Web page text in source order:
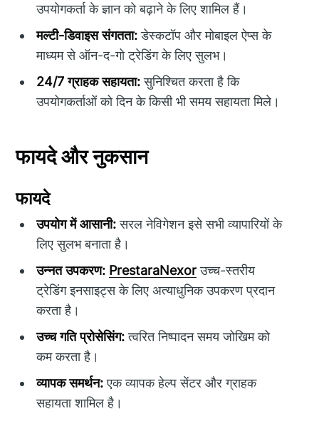
उपयोगकर्ता के ज्ञान को बढ़ाने के लिए शामिल हैं।
मल्टी-डिवाइस संगतता:डेस्कटॉप और मोबाइल ऐप्स के
माध्यम से ऑन-द-गो ट्रेडिंग के लिए सुलभ।
24/7 ग्राहक सहायता:सुनिश्चित करता है कि
उपयोगकर्ताओं को दिन के किसी भी समय सहायता मिले।
फायदे और नुकसान
फायदे
उपयोग में आसानी:सरल नेविगेशन इसे सभी व्यापारियों के
लिए सुलभ बनाता है।
उन्नत उपकरण: PrestaraNexorउच्च-स्तरीय
ट्रेडिंग इनसाइट्स के लिए अत्याधुनिक उपकरण प्रदान
करता है।
उच्च गति प्रोसेसिंग:त्वरित निष्पादन समय जोखिम को
कम करता है।
व्यापक समर्थन:एक व्यापक हेल्प सेंटर और ग्राहक
सहायता शामिल है।